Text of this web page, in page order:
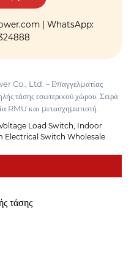
| WhatsApp:
Co., Ltd. – Επαγγελματίας
τάσης εσωτερικού χώρου. Σειρά
RMU και μετασχηματιστή.
Load Switch, Indoor
Electrical Switch Wholesale
τάσης